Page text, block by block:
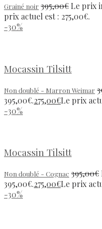
Grainé noir 395,00€ Le prix
prix actuel est : 275,00€.
-30%
Mocassin Tilsitt
Non doublé - Marron Weimar
395,00€.275,00€Le prix
-30%
Mocassin Tilsitt
Non doublé - Cognac 395,00€
395,00€.275,00€Le prix
-30%